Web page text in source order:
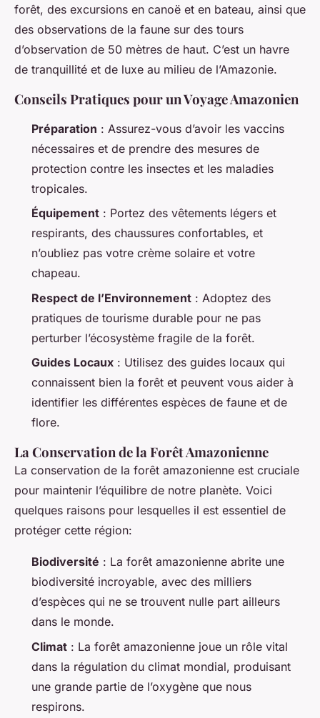
forêt, des excursions en canoë et en bateau, ainsi que
des observations de la faune sur des tours
d’observation de 50 mètres de haut. C’est un havre
de tranquillité et de luxe au milieu de l’Amazonie.
Conseils Pratiques pour un Voyage Amazonien
Préparation : Assurez-vous d’avoir les vaccins
nécessaires et de prendre des mesures de
protection contre les insectes et les maladies
tropicales.
Équipement : Portez des vêtements légers et
respirants, des chaussures confortables, et
n’oubliez pas votre crème solaire et votre
chapeau.
Respect de l’Environnement : Adoptez des
pratiques de tourisme durable pour ne pas
perturber l’écosystème fragile de la forêt.
Guides Locaux : Utilisez des guides locaux qui
connaissent bien la forêt et peuvent vous aider à
identifier les différentes espèces de faune et de
flore.
La Conservation de la Forêt Amazonienne
La conservation de la forêt amazonienne est cruciale
pour maintenir l’équilibre de notre planète. Voici
quelques raisons pour lesquelles il est essentiel de
protéger cette région:
Biodiversité : La forêt amazonienne abrite une
biodiversité incroyable, avec des milliers
d’espèces qui ne se trouvent nulle part ailleurs
dans le monde.
Climat : La forêt amazonienne joue un rôle vital
dans la régulation du climat mondial, produisant
une grande partie de l’oxygène que nous
respirons.